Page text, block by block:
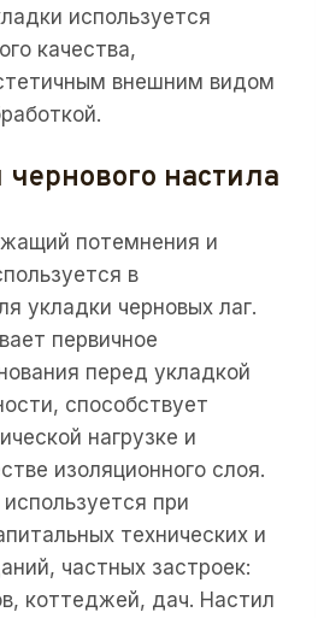
используется
качества,
внешним видом
настила
потемнения и
в
укладки черновых лаг.
первичное
перед укладкой
способствует
нагрузке и
изоляционного слоя.
при
технических и
частных застроек:
коттеджей, дач. Настил